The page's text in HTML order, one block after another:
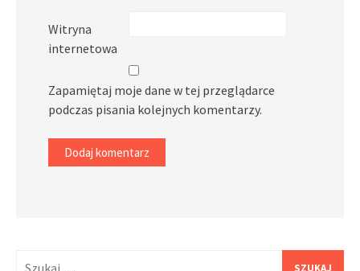
Witryna
internetowa
Zapamiętaj moje dane w tej przeglądarce
podczas pisania kolejnych komentarzy.